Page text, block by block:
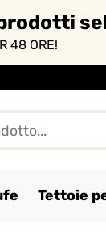
48 ORE!
Tettoie